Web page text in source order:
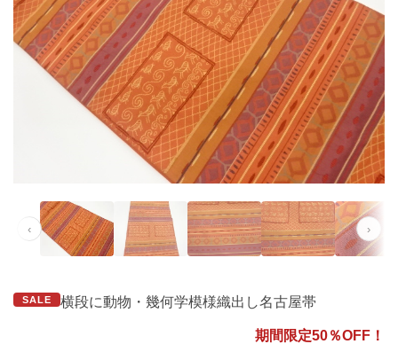
‹ ›
SALE 横段に動物・幾何学模様織出し名古屋帯
期間限定50％OFF！